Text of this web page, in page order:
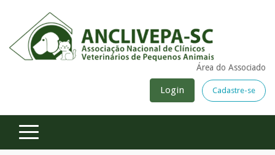
Área do Associado
Login Cadastre-se